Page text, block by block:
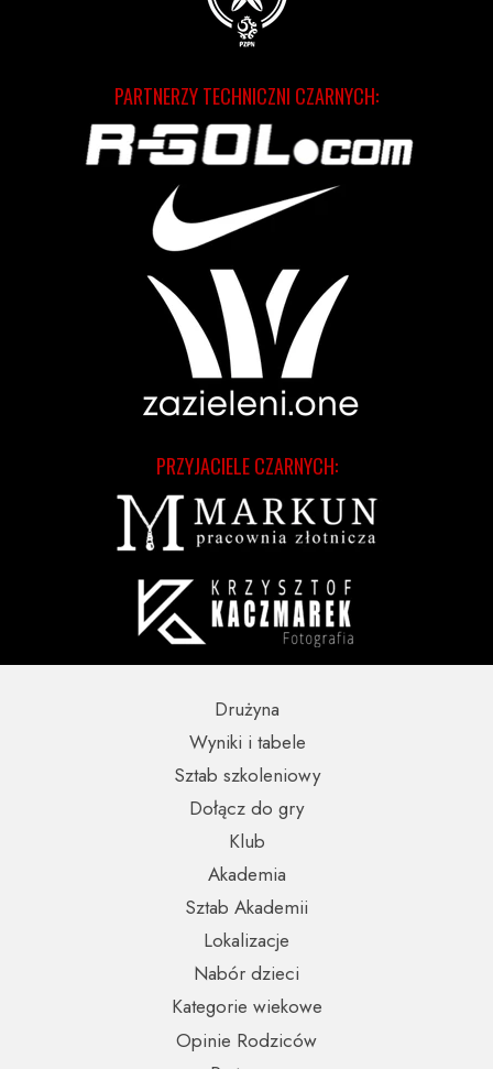
PRZYJACIELE CZARNYCH:
PARTNERZY TECHNICZNI CZARNYCH:
Opinie Rodziców
Nabór dzieci
Wyniki i tabele
Kategorie wiekowe
Lokalizacje
Sztab szkoleniowy
Sztab Akademii
Dołącz do gry
Drużyna
Akademia
Klub